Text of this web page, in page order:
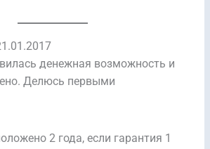
денежная возможность и
Делюсь первыми
2 года, если гарантия 1